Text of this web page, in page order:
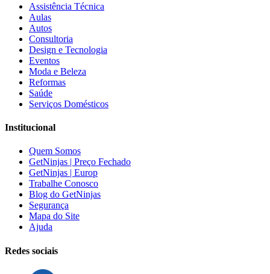
Assistência Técnica
Aulas
Autos
Consultoria
Design e Tecnologia
Eventos
Moda e Beleza
Reformas
Saúde
Serviços Domésticos
Institucional
Quem Somos
GetNinjas | Preço Fechado
GetNinjas | Europ
Trabalhe Conosco
Blog do GetNinjas
Segurança
Mapa do Site
Ajuda
Redes sociais